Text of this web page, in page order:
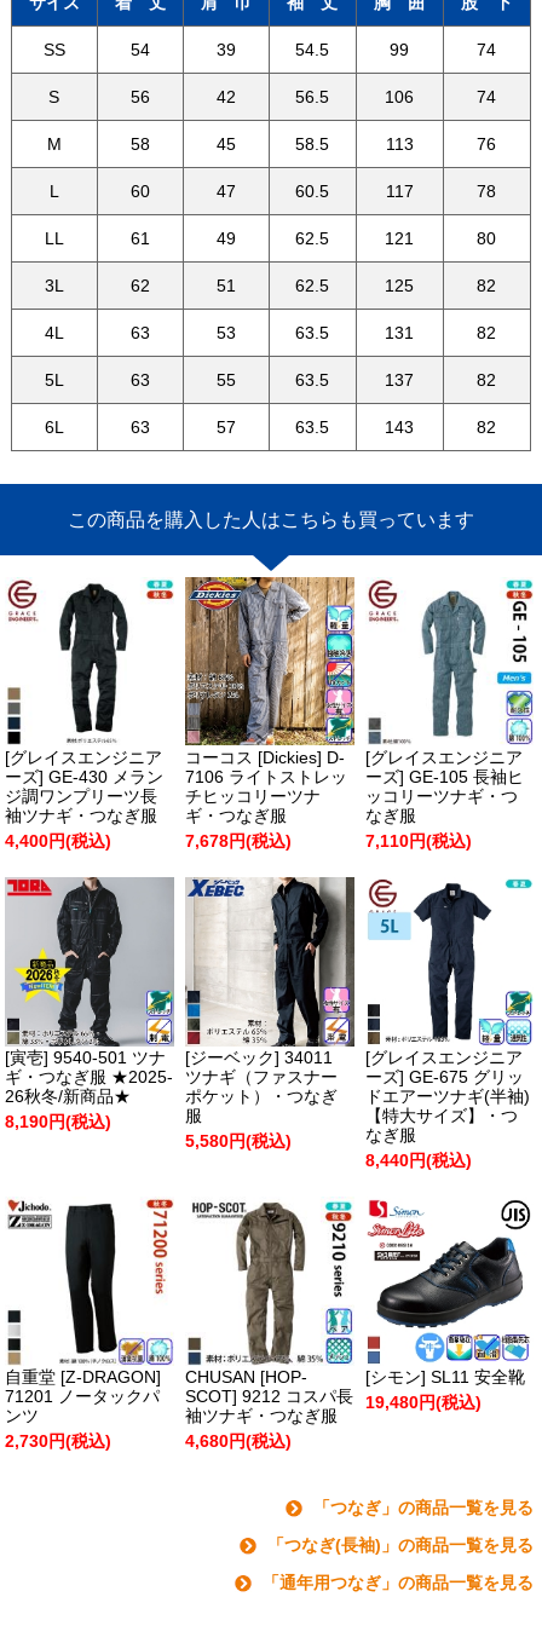
SS 54 39 54.5 99 74
S 56 42 56.5 106 74
M 58 45 58.5 113 76
L 60 47 60.5 117 78
LL 61 49 62.5 121 80
3L 62 51 62.5 125 82
4L 63 53 63.5 131 82
5L 63 55 63.5 137 82
6L 63 57 63.5 143 82
この商品を購入した人はこちらも買っています
[グレイスエンジニア
ーズ] GE-430 メラン
ジ調ワンプリーツ長
袖ツナギ・つなぎ服
4,400円(税込)
コーコス [Dickies] D-
7106 ライトストレッ
チヒッコリーツナ
ギ・つなぎ服
7,678円(税込)
[グレイスエンジニア
ーズ] GE-105 長袖ヒ
ッコリーツナギ・つ
なぎ服
7,110円(税込)
[寅壱] 9540-501 ツナ
ギ・つなぎ服 ★2025-
26秋冬/新商品★
8,190円(税込)
[ジーベック] 34011
ツナギ（ファスナー
ポケット）・つなぎ
服
5,580円(税込)
[グレイスエンジニア
ーズ] GE-675 グリッ
ドエアーツナギ(半袖)
【特大サイズ】・つ
なぎ服
8,440円(税込)
自重堂 [Z-DRAGON]
71201 ノータックパ
ンツ
2,730円(税込)
CHUSAN [HOP-
SCOT] 9212 コスパ長
袖ツナギ・つなぎ服
4,680円(税込)
[シモン] SL11 安全靴
19,480円(税込)
「つなぎ」の商品一覧を見る
「つなぎ(長袖)」の商品一覧を見る
「通年用つなぎ」の商品一覧を見る